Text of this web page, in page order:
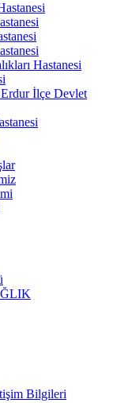
Hastanesi
İlçe Devlet
Bilgileri